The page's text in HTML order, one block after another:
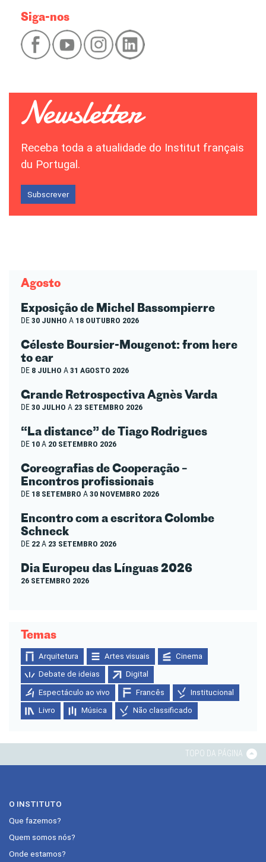
Siga-nos
Receba toda a atualidade do Institut français
du Portugal.
Subscrever
Agosto
Exposição de Michel Bassompierre
DE30 JUNHO A 18 OUTUBRO 2026
Céleste Boursier-Mougenot: from here
to ear
DE 8 JULHO A31 AGOSTO 2026
Grande Retrospectiva Agnès Varda
DE30 JULHO A 23 SETEMBRO 2026
“La distance” de Tiago Rodrigues
DE 10A 20 SETEMBRO 2026
Coreografias de Cooperação –
Encontros profissionais
DE 18 SETEMBRO A30 NOVEMBRO 2026
Encontro com a escritora Colombe
Schneck
DE 22A 23 SETEMBRO 2026
Dia Europeu das Línguas 2026
26 SETEMBRO 2026
Temas
Arquitetura Artes visuais Cinema
Debate de ideias Digital
Espectáculo ao vivo Francês Institucional
Livro Música Não classificado
TOPO DA PÁGINA
O INSTITUTO
Que fazemos?
Quem somos nós?
Onde estamos?